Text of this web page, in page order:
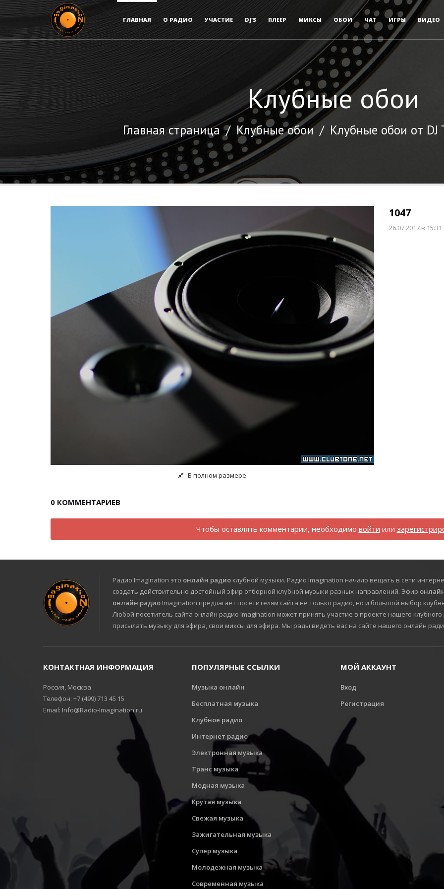
ГЛАВНАЯ О РАДИО УЧАСТИЕ DJ'S ПЛЕЕР МИКСЫ ОБОИ ЧАТ ИГРЫ ВИДЕО
Клубные обои
Главная страница / Клубные обои / Клубные обои от DJ
В полном размере
1047
26.07.2017в 15:31
0 КОММЕНТАРИЕВ
Чтобы оставлять комментарии, необходимо войти или
Радио Imagination это онлайн радио клубной музыки. Радио Imagination начало вещать в сети
создать действительно достойный эфир отборной клубной музыки разных направлений. Эфир
онлайн радио Imagination предлагает посетителям сайта не только радио, но и большой выбор
Любой посетитель сайта онлайн радио Imagination может принять участие в проекте нашего
присылать музыку для эфира, свои миксы для эфира. Мы рады видеть вас на сайте нашего онлайн
КОНТАКТНАЯ ИНФОРМАЦИЯ
Россия, Москва
Телефон: +7 (499) 713 45 15
Email: Info@Radio-Imagination.ru
ПОПУЛЯРНЫЕ ССЫЛКИ
Музыка онлайн
Бесплатная музыка
Клубное радио
Интернет радио
Электронная музыка
Транс музыка
Модная музыка
Крутая музыка
Свежая музыка
Зажигательная музыка
Супер музыка
Молодежная музыка
Современная музыка
МОЙ АККАУНТ
Вход
Регистрация